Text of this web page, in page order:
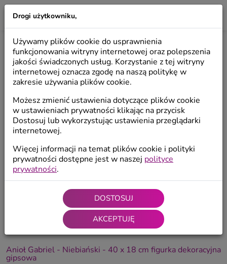
LILIO
OPINIA PRODUKTU
Anioł Gabriel - Niebiański - 40 x 18 cm figurka dekoracyjna
gipsowa
Drogi użytkowniku,
Używamy plików cookie do usprawnienia
funkcjonowania witryny internetowej oraz polepszenia
jakości świadczonych usług. Korzystanie z tej witryny
internetowej oznacza zgodę na naszą politykę w
zakresie używania plików cookie.
Możesz zmienić ustawienia dotyczące plików cookie
w ustawieniach prywatności klikając na przycisk
Dostosuj lub wykorzystując ustawienia przeglądarki
internetowej.
Więcej informacji na temat plików cookie i polityki
prywatności dostępne jest w naszej polityce
prywatności.
DOSTOSUJ
AKCEPTUJĘ